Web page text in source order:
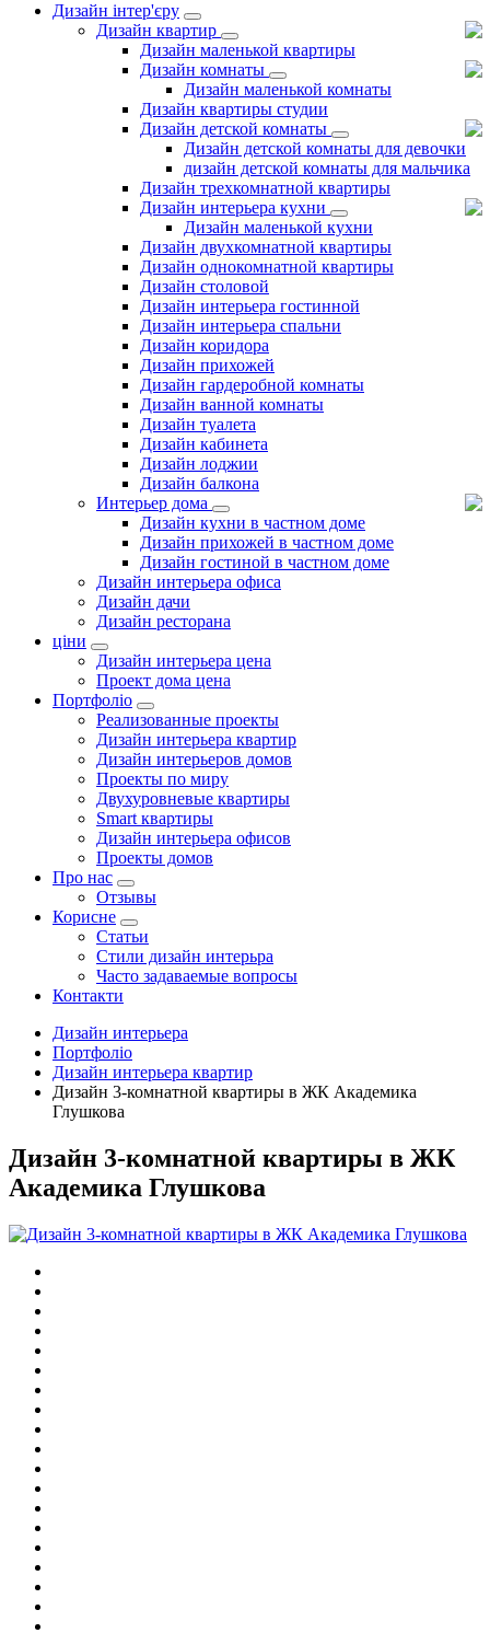
Дизайн інтер'єру
Дизайн квартир
Дизайн маленькой квартиры
Дизайн комнаты
Дизайн маленькой комнаты
Дизайн квартиры студии
Дизайн детской комнаты
Дизайн детской комнаты для девочки
дизайн детской комнаты для мальчика
Дизайн трехкомнатной квартиры
Дизайн интерьера кухни
Дизайн маленькой кухни
Дизайн двухкомнатной квартиры
Дизайн однокомнатной квартиры
Дизайн столовой
Дизайн интерьера гостинной
Дизайн интерьера спальни
Дизайн коридора
Дизайн прихожей
Дизайн гардеробной комнаты
Дизайн ванной комнаты
Дизайн туалета
Дизайн кабинета
Дизайн лоджии
Дизайн балкона
Интерьер дома
Дизайн кухни в частном доме
Дизайн прихожей в частном доме
Дизайн гостиной в частном доме
Дизайн интерьера офиса
Дизайн дачи
Дизайн ресторана
ціни
Дизайн интерьера цена
Проект дома цена
Портфоліо
Реализованные проекты
Дизайн интерьера квартир
Дизайн интерьеров домов
Проекты по миру
Двухуровневые квартиры
Smart квартиры
Дизайн интерьера офисов
Проекты домов
Про нас
Отзывы
Корисне
Статьи
Cтили дизайн интерьра
Часто задаваемые вопросы
Контакти
Дизайн интерьера
Портфоліо
Дизайн интерьера квартир
Дизайн 3-комнатной квартиры в ЖК Академика
Глушкова
Дизайн 3-комнатной квартиры в ЖК
Академика Глушкова